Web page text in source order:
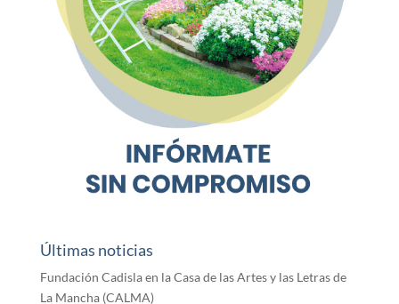
Últimas noticias
Fundación Cadisla en la Casa de las Artes y las Letras de
La Mancha (CALMA)